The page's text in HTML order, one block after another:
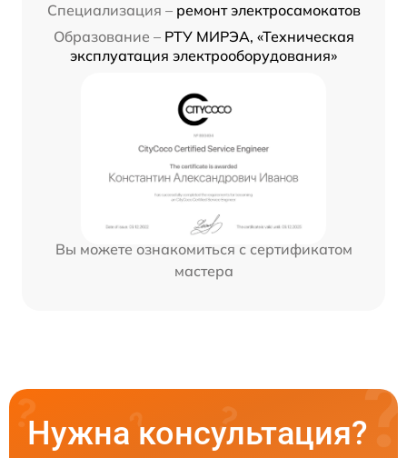
Специализация – ремонт электросамокатов
Образование – РТУ МИРЭА, «Техническая
эксплуатация электрооборудования»
Вы можете ознакомиться с сертификатом
мастера
Нужна консультация?